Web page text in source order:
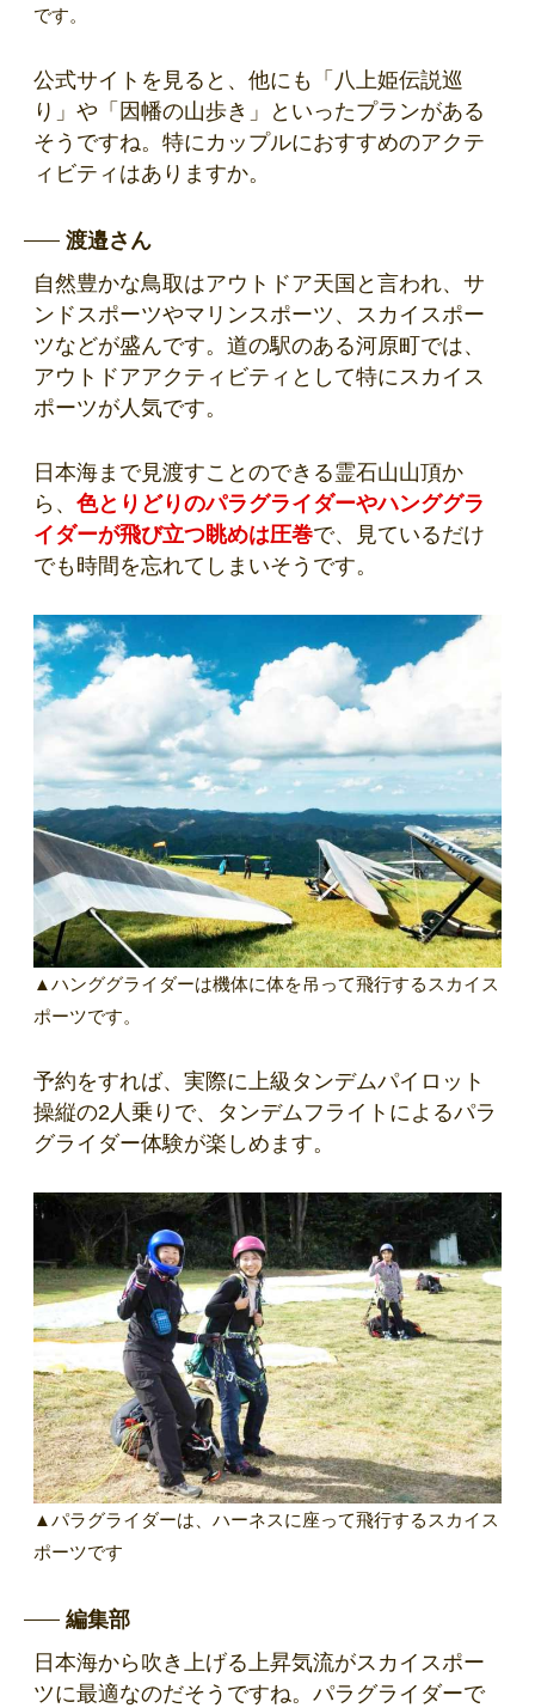
です。
公式サイトを見ると、他にも「八上姫伝説巡
り」や「因幡の山歩き」といったプランがある
そうですね。特にカップルにおすすめのアクテ
ィビティはありますか。
渡邉さん
自然豊かな鳥取はアウトドア天国と言われ、サ
ンドスポーツやマリンスポーツ、スカイスポー
ツなどが盛んです。道の駅のある河原町では、
アウトドアアクティビティとして特にスカイス
ポーツが人気です。
日本海まで見渡すことのできる霊石山山頂か
ら、 色とりどりのパラグライダーやハンググラ
イダーが飛び立つ眺めは圧巻で、見ているだけ
でも時間を忘れてしまいそうです。
▲ハンググライダーは機体に体を吊って飛行するスカイス
ポーツです。
予約をすれば、実際に上級タンデムパイロット
操縦の2人乗りで、タンデムフライトによるパラ
グライダー体験が楽しめます。
▲パラグライダーは、ハーネスに座って飛行するスカイス
ポーツです
編集部
日本海から吹き上げる上昇気流がスカイスポー
ツに最適なのだそうですね。パラグライダーで